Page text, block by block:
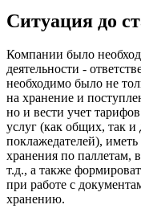
Ситуация до
Компании было
деятельности -
необходимо было не
на хранение и
но и вести учет
услуг (как общих, так
поклажедателей),
хранения по паллетам,
т.д., а также
при работе с
хранению.